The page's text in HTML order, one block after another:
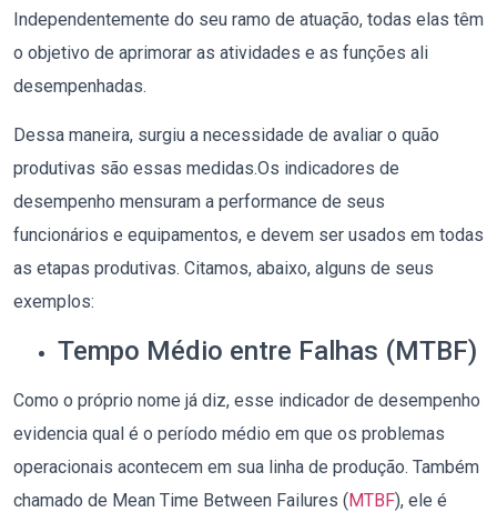
Independentemente do seu ramo de atuação, todas elas têm
o objetivo de aprimorar as atividades e as funções ali
desempenhadas.
Dessa maneira, surgiu a necessidade de avaliar o quão
produtivas são essas medidas.Os indicadores de
desempenho mensuram a performance de seus
funcionários e equipamentos, e devem ser usados em todas
as etapas produtivas. Citamos, abaixo, alguns de seus
exemplos:
Tempo Médio entre Falhas (MTBF)
Como o próprio nome já diz, esse indicador de desempenho
evidencia qual é o período médio em que os problemas
operacionais acontecem em sua linha de produção. Também
chamado de Mean Time Between Failures (MTBF), ele é